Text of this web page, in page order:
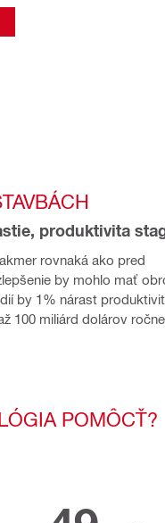
produktivita
rovnaká ako pred
by mohlo mať
by 1% nárast
100 miliárd dolárov ročne.
POMÔCŤ?